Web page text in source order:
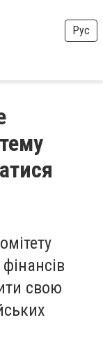
Рус
свою